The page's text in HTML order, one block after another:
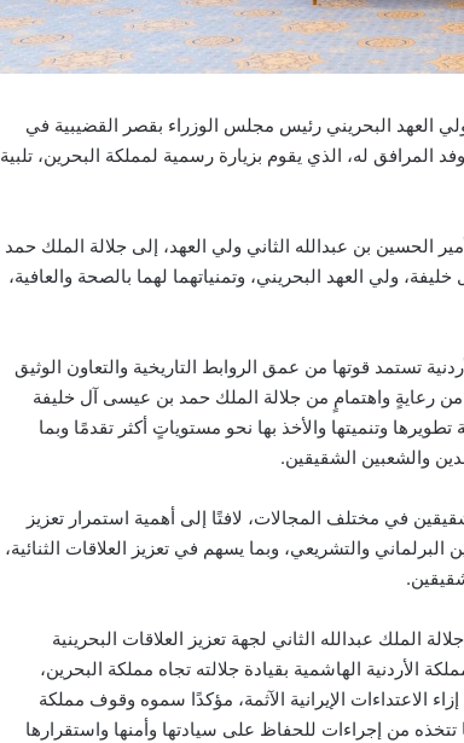
العهد البحريني رئيس مجلس الوزراء بقصر القضيبية في
المرافق له، الذي يقوم بزيارة رسمية لمملكة البحرين، تلبية
الحسين بن عبدالله الثاني ولي العهد، إلى جلالة الملك حمد
ولي العهد البحريني، وتمنياتهما لهما بالصحة والعافية،
تستمد قوتها من عمق الروابط التاريخية والتعاون الوثيق
رعايةٍ واهتمامٍ من جلالة الملك حمد بن عيسى آل خليفة
وتنميتها والأخذ بها نحو مستوياتٍ أكثر تقدمًا وبما
والشعبين الشقيقين.
في مختلف المجالات، لافتًا إلى أهمية استمرار تعزيز
والتشريعي، وبما يسهم في تعزيز العلاقات الثنائية،
الملك عبدالله الثاني لجهة تعزيز العلاقات البحرينية
الأردنية الهاشمية بقيادة جلالته تجاه مملكة البحرين،
الاعتداءات الإيرانية الآثمة، مؤكدًا سموه وقوف مملكة
من إجراءات للحفاظ على سيادتها وأمنها واستقرارها